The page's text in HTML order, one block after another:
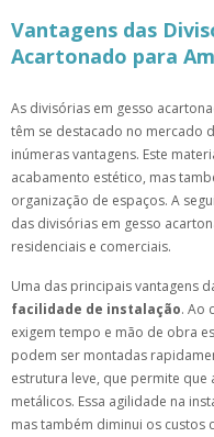
Vantagens das
Acartonado para
As divisórias em gesso
têm se destacado no mercado
inúmeras vantagens. Este
acabamento estético, mas
organização de espaços. A
das divisórias em gesso
residenciais e comerciais.
Uma das principais vantagens
facilidade de instalação. Ao
exigem tempo e mão de obra
podem ser montadas
estrutura leve, que permite que
metálicos. Essa agilidade na
mas também diminui os